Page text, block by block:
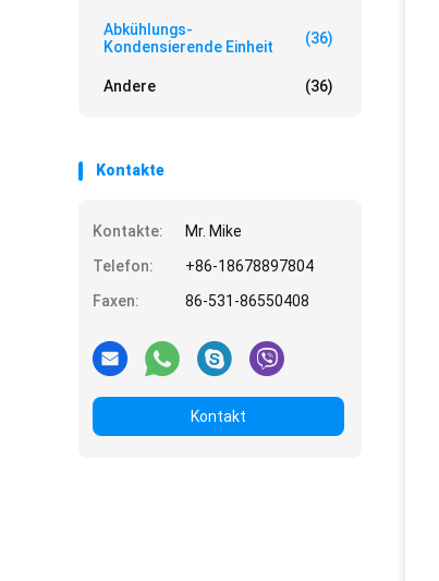
Abkühlungs-
Kondensierende Einheit
(36)
Andere (36)
Kontakte
Kontakte:
Mr. Mike
Telefon:
+86-18678897804
Faxen:
86-531-86550408
Kontakt